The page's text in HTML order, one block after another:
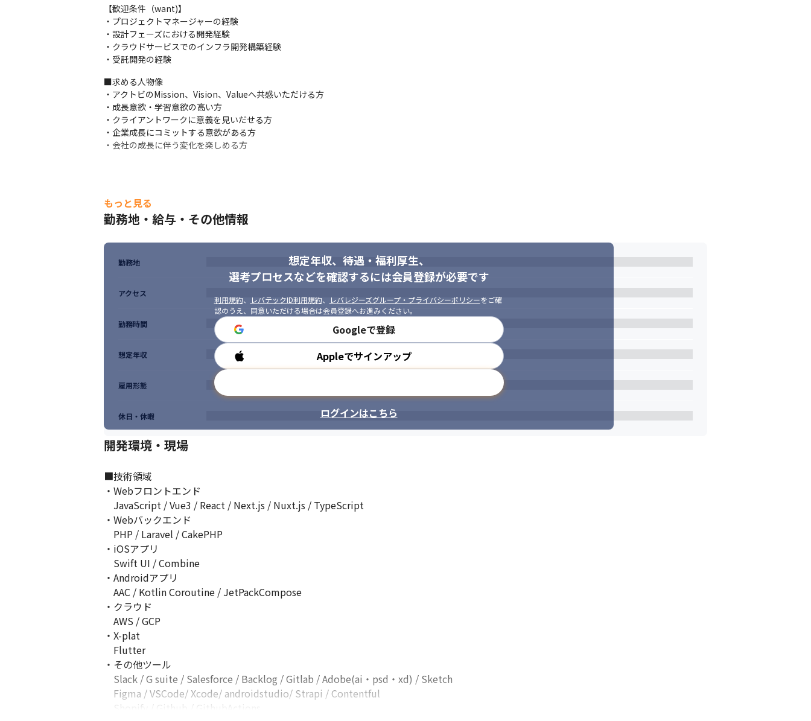
「正しい物を正しく作る」ことをポリシーに、何に使われるのかわからないような多重請けはせず、ほとんどがプライム案件として関わっています。その為、
プロのエンジニアであると同時に、プロのビジネス感覚も身につけながら成長していくことができます。
私たちはまだ若い会社ですが、毎年120%以上の高い成長率を誇っています。役員もまだ3名程で、拡大中の組織の中で自身のポジションアップが期待できる環
境です。
【歓迎条件（want)】
・プロジェクトマネージャーの経験
・設計フェーズにおける開発経験
・クラウドサービスでのインフラ開発構築経験
・受託開発の経験
■求める人物像
・アクトビのMission、Vision、Valueへ共感いただける方
・成長意欲・学習意欲の高い方
・クライアントワークに意義を見いだせる方
・企業成長にコミットする意欲がある方
・会社の成長に伴う変化を楽しめる方
もっと見る
勤務地・給与・その他情報
想定年収、待遇・福利厚生、
選考プロセスなどを確認するには会員登録が必要です
利用規約、 レバテックID利用規約、 レバレジーズグループ・プライバシーポリシーをご確
認のうえ、同意いただける場合は会員登録へお進みください。
Googleで登録
Appleでサインアップ
ログインはこちら
勤務地
アクセス
勤務時間
想定年収
雇用形態
休日・休暇
開発環境・現場
■技術領域
・Webフロントエンド
JavaScript / Vue3 / React / Next.js / Nuxt.js / TypeScript
・Webバックエンド
PHP / Laravel / CakePHP
・iOSアプリ
Swift UI / Combine
・Androidアプリ
AAC / Kotlin Coroutine / JetPackCompose
・クラウド
AWS / GCP
・X-plat
Flutter
・その他ツール
Slack / G suite / Salesforce / Backlog / Gitlab / Adobe(ai・psd・xd) / Sketch
Figma / VSCode/ Xcode/ androidstudio/ Strapi / Contentful
Shopify / Github / GithubActions ...